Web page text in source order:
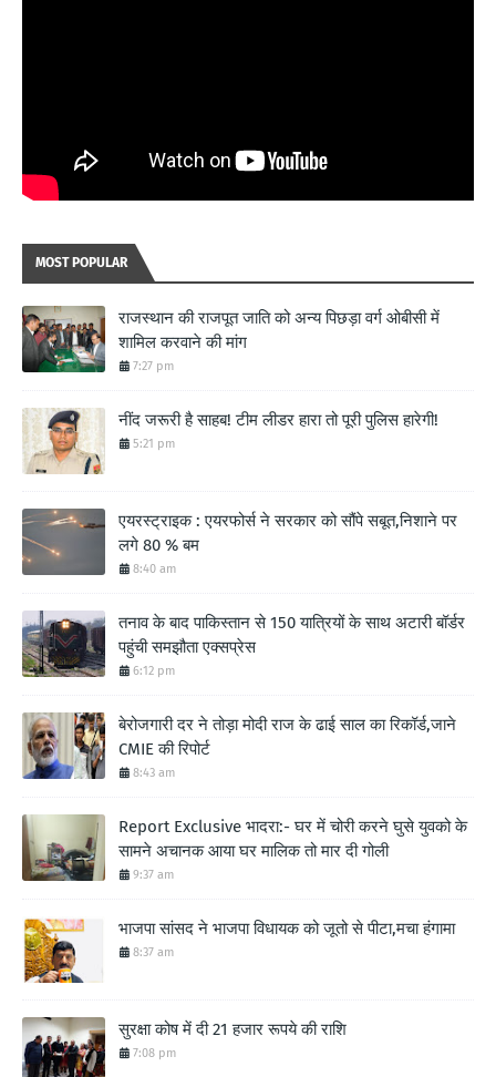
MOST POPULAR
राजस्थान की राजपूत जाति को अन्य पिछड़ा वर्ग ओबीसी में
शामिल करवाने की मांग
7:27 pm
नींद जरूरी है साहब! टीम लीडर हारा तो पूरी पुलिस हारेगी!
5:21 pm
एयरस्ट्राइक : एयरफोर्स ने सरकार को सौंपे सबूत,निशाने पर
लगे 80 % बम
8:40 am
तनाव के बाद पाकिस्तान से 150 यात्रियों के साथ अटारी बॉर्डर
पहुंची समझौता एक्सप्रेस
6:12 pm
बेरोजगारी दर ने तोड़ा मोदी राज के ढाई साल का रिकॉर्ड,जाने
CMIE की रिपोर्ट
8:43 am
Report Exclusive भादरा:- घर में चोरी करने घुसे युवको के
सामने अचानक आया घर मालिक तो मार दी गोली
9:37 am
भाजपा सांसद ने भाजपा विधायक को जूतो से पीटा,मचा हंगामा
8:37 am
सुरक्षा कोष में दी 21 हजार रूपये की राशि
7:08 pm